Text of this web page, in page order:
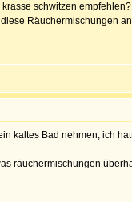
schwitzen
Räuchermischungen
kaltes Bad nehmen, ich
räuchermischungen